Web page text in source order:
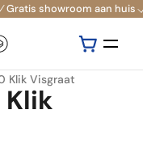
Gratis showroom aan huis
Klik Visgraat
Klik